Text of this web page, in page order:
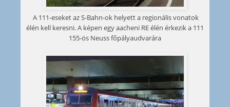
A 111-eseket az S-Bahn-ok helyett a regionális vonatok
élén kell keresni. A képen egy aacheni RE élén érkezik a 111
155-ös Neuss főpályaudvarára